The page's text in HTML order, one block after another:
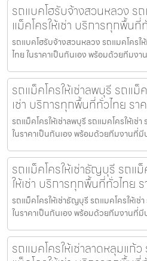
รถแบคโฮรับจ้างสวนหลวง ร
แม็คโครให้เช่า บริการทุกพื้นที่
รถแบคโฮรับจ้างสวนหลวง รถแมคโครใ
ไทย ในราคาเป็นกันเอง พร้อมด้วยทีมง
รถแม็คโครให้เช่าลพบุรี รถแม็
เช่า บริการทุกพื้นที่ทั่วไทย รา
รถแม็คโครให้เช่าลพบุรี รถแมคโครให้เช่
ในราคาเป็นกันเอง พร้อมด้วยทีมงานที่
รถแม็คโครให้เช่าธัญบุรี รถแ
ให้เช่า บริการทุกพื้นที่ทั่วไทย
รถแม็คโครให้เช่าธัญบุรี รถแมคโครให้เ
ในราคาเป็นกันเอง พร้อมด้วยทีมงานที่
รถแมคโครให้เช่าลาดหลุมแก้